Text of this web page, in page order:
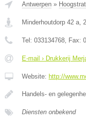
Antwerpen »
Minderhoutdorp 42 a,
Tel: 033134768, Fax:
E-mail › Drukkerij
Website: http://
Handels- en
Diensten onbekend